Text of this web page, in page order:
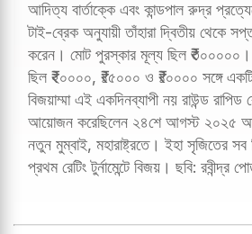
আদিত্য বার্তাক্কে এবং কান্ডপাল রুদ্র
টাই-ব্রেক অনুযায়ী তাঁহারা দ্বিতীয় থেকে
করেন। মোট পুরস্কার মূল্য ছিল ₹৩০০০০০।
ছিল ₹২০০০০, ₹১৫০০০ ও ₹১০০০০ সঙ্গে
বিজয়াম্মা এই একদিনব্যাপী নয় রাউন্ড রাপিড
আয়োজন করেছিলেন ২৪শে আগস্ট ২০২৫
নতুন মুম্বাই, মহারাষ্ট্রতে। ইহা সৃজিতের সব
প্রথম রেটিং টুর্নামেন্টে বিজয়। ছবি: রবীন্দ্র